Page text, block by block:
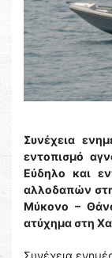
Συνέχεια
εντοπισμό
Εύδηλο και
αλλοδαπών
Μύκονο –
ατύχημα στη